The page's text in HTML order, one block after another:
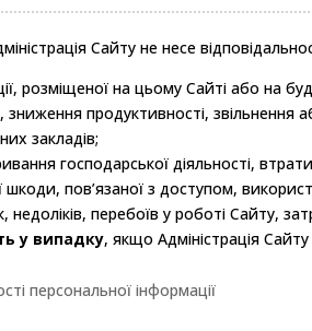
Сайту не несе
розміщеної на цьому Сайті або на
продуктивності, звільнення
закладів;
господарської діяльності,
шкоди, пов’язаної з доступом,
недоліків, перебоїв у роботі Сайту,
у випадку, якщо Адміністрація
персональної інформації